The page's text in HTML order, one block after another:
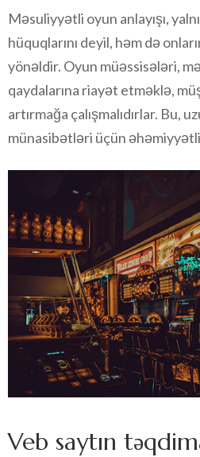
Məsuliyyətli oyun anlayışı,
hüquqlarını deyil, həm də
yönəldir. Oyun müəssisələri,
qaydalarına riayət etməklə,
artırmağa çalışmalıdırlar. Bu,
münasibətləri üçün
Veb saytın